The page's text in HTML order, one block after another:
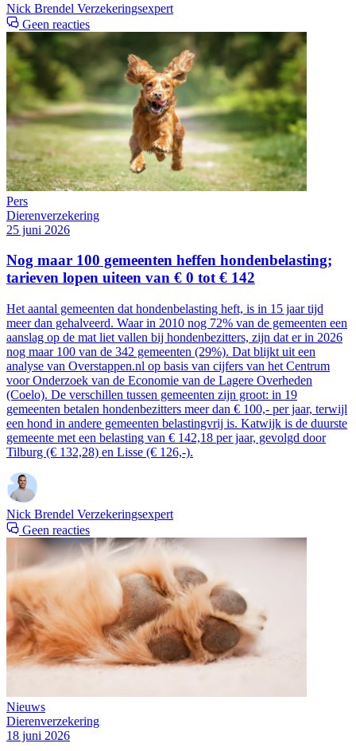
Nick Brendel Verzekeringsexpert
Geen reacties
Pers
Dierenverzekering
25 juni 2026
Nog maar 100 gemeenten heffen hondenbelasting;
tarieven lopen uiteen van € 0 tot € 142
Het aantal gemeenten dat hondenbelasting heft, is in 15 jaar tijd
meer dan gehalveerd. Waar in 2010 nog 72% van de gemeenten een
aanslag op de mat liet vallen bij hondenbezitters, zijn dat er in 2026
nog maar 100 van de 342 gemeenten (29%). Dat blijkt uit een
analyse van Overstappen.nl op basis van cijfers van het Centrum
voor Onderzoek van de Economie van de Lagere Overheden
(Coelo). De verschillen tussen gemeenten zijn groot: in 19
gemeenten betalen hondenbezitters meer dan € 100,- per jaar, terwijl
een hond in andere gemeenten belastingvrij is. Katwijk is de duurste
gemeente met een belasting van € 142,18 per jaar, gevolgd door
Tilburg (€ 132,28) en Lisse (€ 126,-).
Nick Brendel Verzekeringsexpert
Geen reacties
Nieuws
Dierenverzekering
18 juni 2026